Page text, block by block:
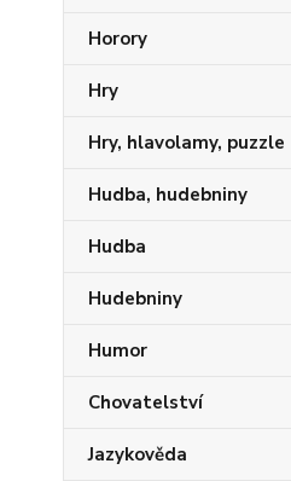
Horory
Hry
Hry, hlavolamy, puzzle
Hudba, hudebniny
Hudba
Hudebniny
Humor
Chovatelství
Jazykověda